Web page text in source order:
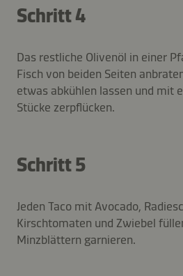
Schritt 4
Das restliche Olivenöl in einer
Fisch von beiden Seiten
etwas abkühlen lassen und mit
Stücke zerpflücken.
Schritt 5
Jeden Taco mit Avocado,
Kirschtomaten und Zwiebel
Minzblättern garnieren.